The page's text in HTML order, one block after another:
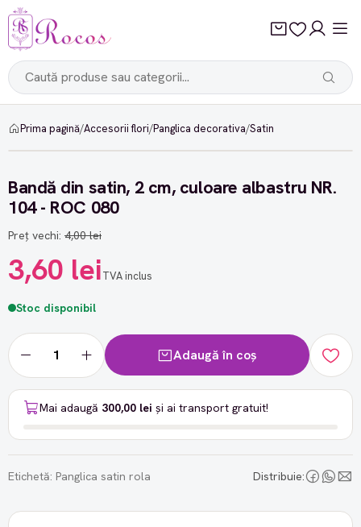
Prima pagină/Accesorii flori/Panglica decorativa/Satin
-10%
Bandă din satin, 2 cm, culoare albastru NR.
104 - ROC 080
Preț vechi: 4,00 lei
3,60 leiTVA inclus
Stoc disponibil
Adaugă în coș
Mai adaugă 300,00 lei și ai transport gratuit!
Etichetă: Panglica satin rola Distribuie: